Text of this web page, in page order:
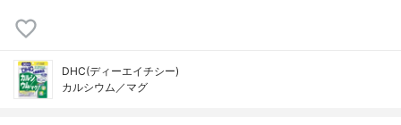
DHC(ディーエイチシー)
カルシウム／マグ